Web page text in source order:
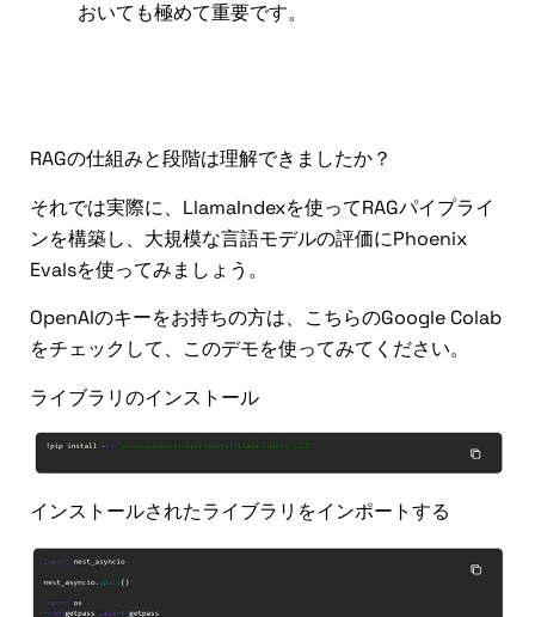
おいても極めて重要です。
RAGの仕組みと段階は理解できましたか？
それでは実際に、LlamaIndexを使ってRAGパイプライ
ンを構築し、大規模な言語モデルの評価にPhoenix
Evalsを使ってみましょう。
OpenAIのキーをお持ちの方は、こちらのGoogle Colab
をチェックして、このデモを使ってみてください。
ライブラリのインストール
インストールされたライブラリをインポートする